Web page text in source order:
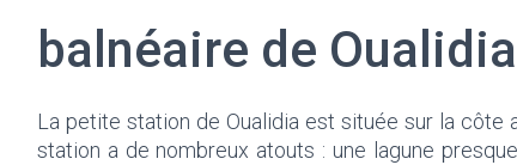
balnéaire de Oualidia
La petite station de Oualidia est située sur la côte
station a de nombreux atouts : une lagune